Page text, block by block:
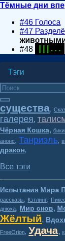
Тёмные дни
#46 Голоса
#47
#48
| | | . . .
Тэги
существа,
галерея,
Чёрная Кошка,
анонс, Танриэль,
дракон,
Все тэги
Испытания Мира
рассказы, Кэтлинг,
днюха, Мир снов,
Жёлтый,
FreeOrion, Удача,